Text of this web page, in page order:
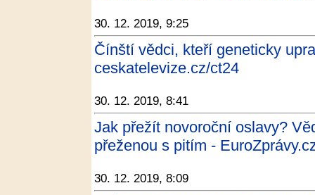
30. 12. 2019, 9:25
Čínští vědci, kteří geneticky
ceskatelevize.cz/ct24
30. 12. 2019, 8:41
Jak přežít novoroční oslavy?
přeženou s pitím -
30. 12. 2019, 8:09